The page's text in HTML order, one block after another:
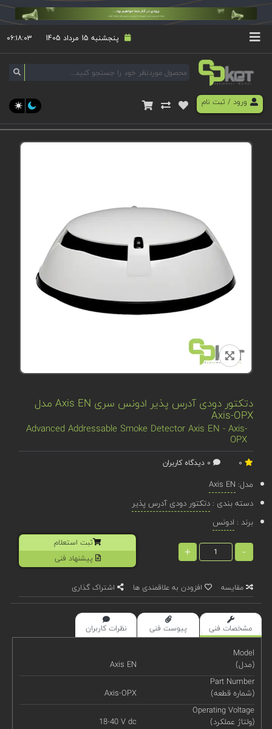
پنجشنبه 15 مرداد 1405 ۰۶:۱۸:۰۳
ورود/ ثبت نام
دتکتور دودی آدرس پذیر ادونس سری Axis EN مدل
Axis-OPX
Advanced Addressable Smoke Detector Axis EN - Axis-
OPX
مدل: Axis EN
دسته بندی :دتکتور دودی آدرس پذیر
برند : ادونس
-
+
ثبت استعلام
پیشنهاد فنی
مقایسه افزودن به علاقمندی ها اشتراک گذاری
مشخصات فنی پیوست فنی نظرات کاربران
Model
(مدل)
Axis EN
Part Number
(شماره قطعه)
Axis-OPX
Operating Voltage
(ولتاژ عملکرد)
18-40 V dc